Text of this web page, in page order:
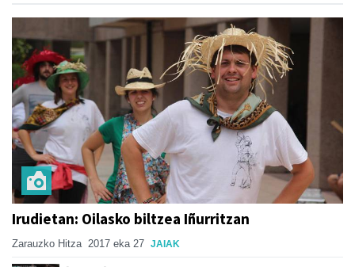
Irudietan: Oilasko biltzea Iñurritzan
Zarauzko Hitza 2017 eka 27 JAIAK